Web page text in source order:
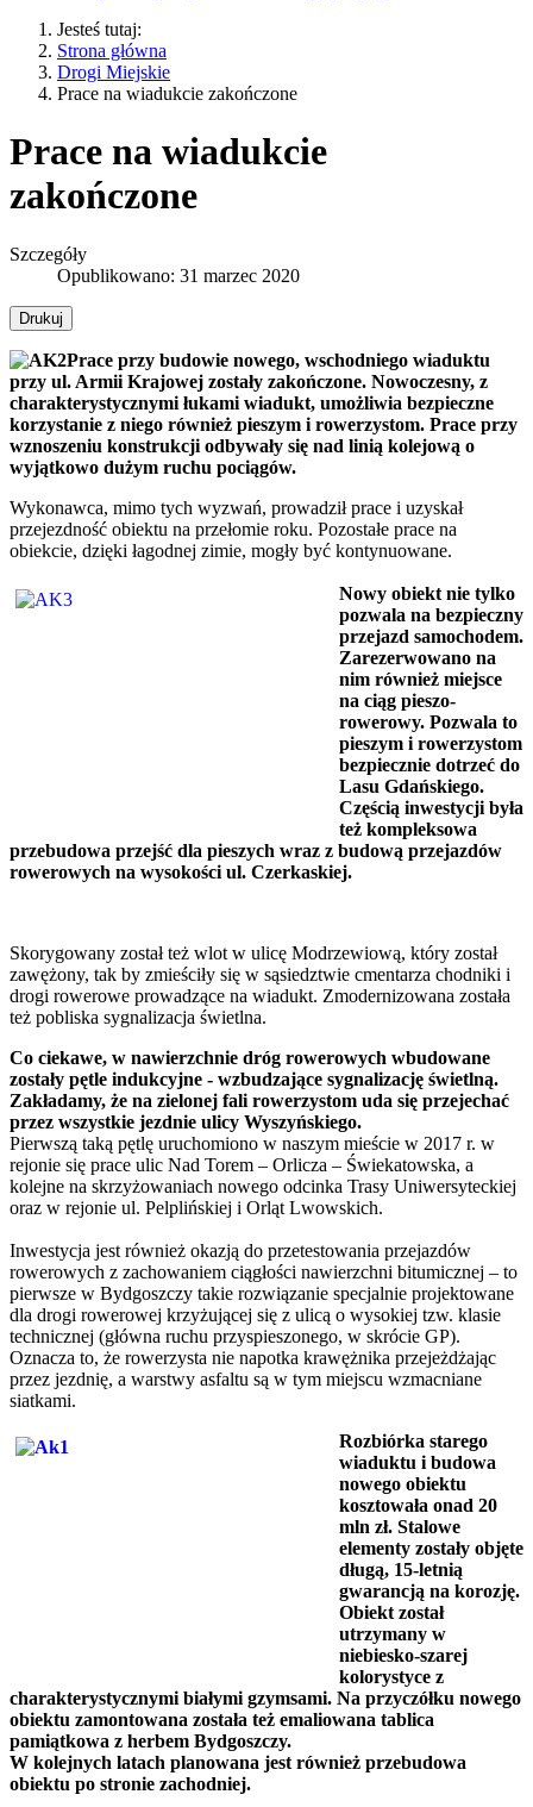
Jesteś tutaj:
Strona główna
Drogi Miejskie
Prace na wiadukcie zakończone
Prace na wiadukcie
zakończone
Szczegóły
Opublikowano: 31 marzec 2020
Drukuj
Prace przy budowie nowego, wschodniego wiaduktu
przy ul. Armii Krajowej zostały zakończone. Nowoczesny, z
charakterystycznymi łukami wiadukt, umożliwia bezpieczne
korzystanie z niego również pieszym i rowerzystom. Prace przy
wznoszeniu konstrukcji odbywały się nad linią kolejową o
wyjątkowo dużym ruchu pociągów.
Wykonawca, mimo tych wyzwań, prowadził prace i uzyskał
przejezdność obiektu na przełomie roku. Pozostałe prace na
obiekcie, dzięki łagodnej zimie, mogły być kontynuowane.
Nowy obiekt nie tylko
pozwala na bezpieczny
przejazd samochodem.
Zarezerwowano na
nim również miejsce
na ciąg pieszo-
rowerowy. Pozwala to
pieszym i rowerzystom
bezpiecznie dotrzeć do
Lasu Gdańskiego.
Częścią inwestycji była
też kompleksowa
przebudowa przejść dla pieszych wraz z budową przejazdów
rowerowych na wysokości ul. Czerkaskiej.
Skorygowany został też wlot w ulicę Modrzewiową, który został
zawężony, tak by zmieściły się w sąsiedztwie cmentarza chodniki i
drogi rowerowe prowadzące na wiadukt. Zmodernizowana została
też pobliska sygnalizacja świetlna.
Co ciekawe, w nawierzchnie dróg rowerowych wbudowane
zostały pętle indukcyjne - wzbudzające sygnalizację świetlną.
Zakładamy, że na zielonej fali rowerzystom uda się przejechać
przez wszystkie jezdnie ulicy Wyszyńskiego.
Pierwszą taką pętlę uruchomiono w naszym mieście w 2017 r. w
rejonie się prace ulic Nad Torem – Orlicza – Świekatowska, a
kolejne na skrzyżowaniach nowego odcinka Trasy Uniwersyteckiej
oraz w rejonie ul. Pelplińskiej i Orląt Lwowskich.
Inwestycja jest również okazją do przetestowania przejazdów
rowerowych z zachowaniem ciągłości nawierzchni bitumicznej – to
pierwsze w Bydgoszczy takie rozwiązanie specjalnie projektowane
dla drogi rowerowej krzyżującej się z ulicą o wysokiej tzw. klasie
technicznej (główna ruchu przyspieszonego, w skrócie GP).
Oznacza to, że rowerzysta nie napotka krawężnika przejeżdżając
przez jezdnię, a warstwy asfaltu są w tym miejscu wzmacniane
siatkami.
Rozbiórka starego
wiaduktu i budowa
nowego obiektu
kosztowała onad 20
mln zł. Stalowe
elementy zostały objęte
długą, 15-letnią
gwarancją na korozję.
Obiekt został
utrzymany w
niebiesko-szarej
kolorystyce z
charakterystycznymi białymi gzymsami. Na przyczółku nowego
obiektu zamontowana została też emaliowana tablica
pamiątkowa z herbem Bydgoszczy.
W kolejnych latach planowana jest również przebudowa
obiektu po stronie zachodniej.